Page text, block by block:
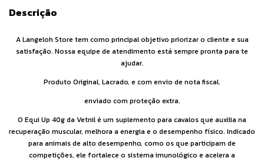
Descrição
A Langeloh Store tem como principal objetivo priorizar o cliente e sua
satisfação. Nossa equipe de atendimento está sempre pronta para te
ajudar.
Produto Original, Lacrado, e com envio de nota fiscal.
enviado com proteção extra.
O Equi Up 40g da Vetnil é um suplemento para cavalos que auxilia na
recuperação muscular, melhora a energia e o desempenho físico. Indicado
para animais de alto desempenho, como os que participam de
competições, ele fortalece o sistema imunológico e acelera a